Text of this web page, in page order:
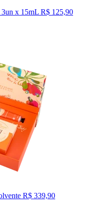
3un x 15mL R$ 125,90
R$ 339,90